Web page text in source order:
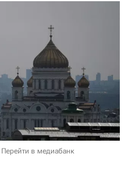
Перейти в медиабанк